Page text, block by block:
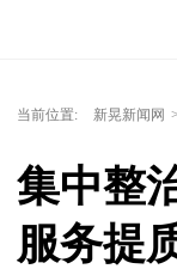
当前位置: 新晃新闻网 >
集中整
服务提